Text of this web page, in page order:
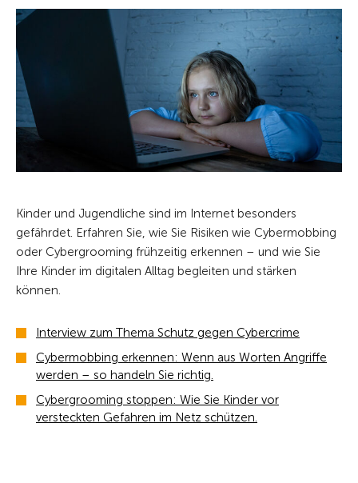
Kinder und Jugendliche sind im Internet besonders
gefährdet. Erfahren Sie, wie Sie Risiken wie Cybermobbing
oder Cybergrooming frühzeitig erkennen – und wie Sie
Ihre Kinder im digitalen Alltag begleiten und stärken
können.
Interview zum Thema Schutz gegen Cybercrime
Cybermobbing erkennen: Wenn aus Worten Angriffe
werden – so handeln Sie richtig.
Cybergrooming stoppen: Wie Sie Kinder vor
versteckten Gefahren im Netz schützen.